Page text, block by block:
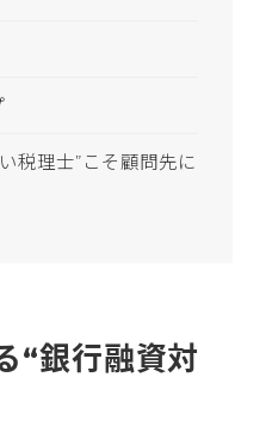
税理士”こそ顧問先に
“銀行融資対